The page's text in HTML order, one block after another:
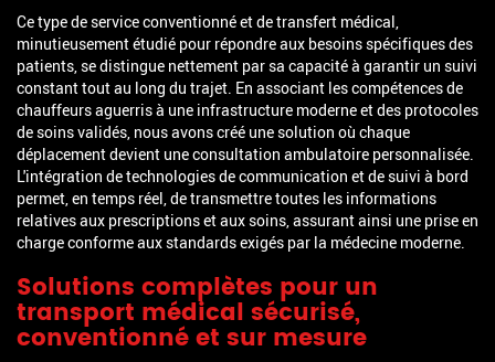
Ce type de service conventionné et de transfert médical,
minutieusement étudié pour répondre aux besoins spécifiques des
patients, se distingue nettement par sa capacité à garantir un suivi
constant tout au long du trajet. En associant les compétences de
chauffeurs aguerris à une infrastructure moderne et des protocoles
de soins validés, nous avons créé une solution où chaque
déplacement devient une consultation ambulatoire personnalisée.
L'intégration de technologies de communication et de suivi à bord
permet, en temps réel, de transmettre toutes les informations
relatives aux prescriptions et aux soins, assurant ainsi une prise en
charge conforme aux standards exigés par la médecine moderne.
Solutions complètes pour un
transport médical sécurisé,
conventionné et sur mesure